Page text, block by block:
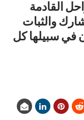
القادمة
والثبات
في سبيلها كل